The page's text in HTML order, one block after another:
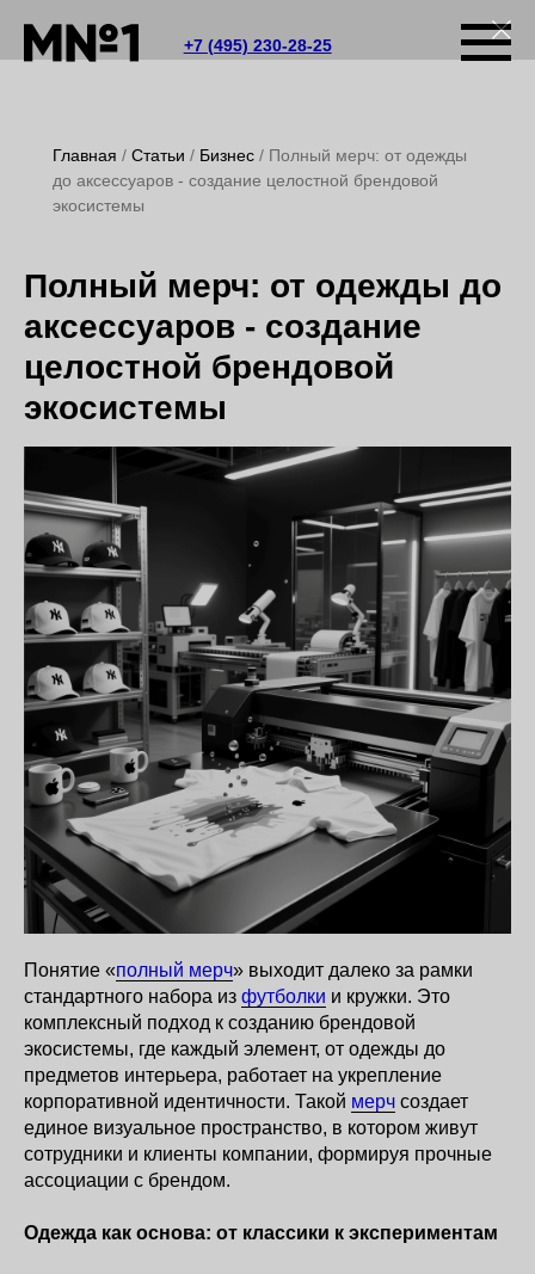
Главная Статьи Бизнес
Полный мерч: от одежды
до аксессуаров - создание целостной брендовой
экосистемы
Полный мерч: от одежды до
аксессуаров - создание
целостной брендовой
экосистемы
Понятие «полный мерч» выходит далеко за рамки
стандартного набора из футболки и кружки. Это
комплексный подход к созданию брендовой
экосистемы, где каждый элемент, от одежды до
предметов интерьера, работает на укрепление
корпоративной идентичности. Такой мерч создает
единое визуальное пространство, в котором живут
сотрудники и клиенты компании, формируя прочные
ассоциации с брендом.
Одежда как основа: от классики к экспериментам